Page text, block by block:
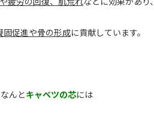
固促進や骨の形成に貢献しています。
んとキャベツの芯には